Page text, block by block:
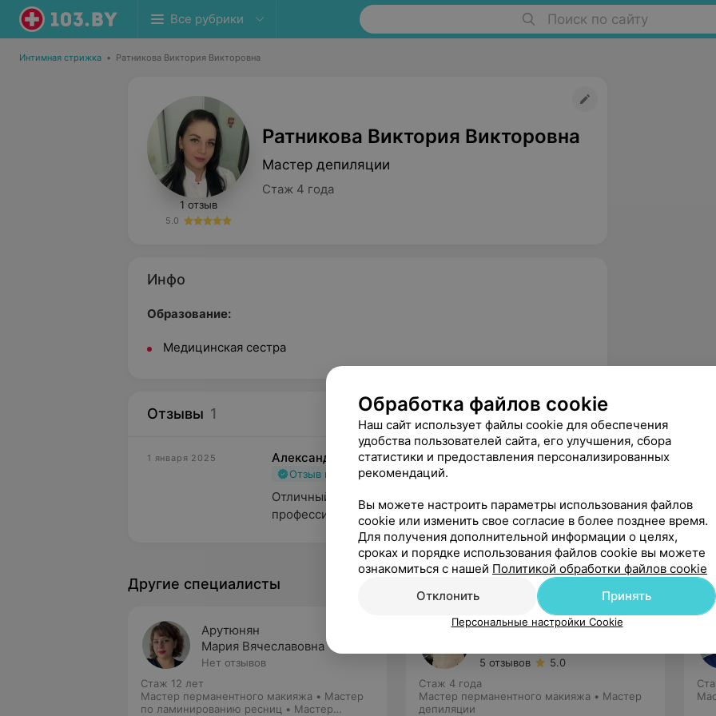
Все рубрики Поиск по сайту
Интимная стрижка • Ратникова Виктория Викторовна
1 отзыв
5.0
Ратникова Виктория Викторовна
Мастер депиляции
Стаж 4 года
Инфо
Образование:
Медицинская сестра
Отзывы 1
1 января 2025 Александр
Отзыв подтвержден Рекомендую
Отличный специалист) приятный  обходительный, и
профессиональный )
Другие специалисты
Арутюнян
Мария Вячеславовна
Нет отзывов
Стаж 12 лет
Мастер перманентного макияжа • Мастер
по ламинированию ресниц • Мастер
Школина
5 отзывов
5.0
Стаж 4 года
Мастер перманентного макияжа • Мастер
депиляции
Обработка файлов cookie
Наш сайт использует файлы cookie для обеспечения
удобства пользователей сайта, его улучшения, сбора
статистики и предоставления персонализированных
рекомендаций.
Вы можете настроить параметры использования файлов
cookie или изменить свое согласие в более позднее время.
Для получения дополнительной информации о целях,
сроках и порядке использования файлов cookie вы можете
ознакомиться с нашей Политикой обработки файлов cookie
Отклонить
Принять
Персональные настройки Cookie